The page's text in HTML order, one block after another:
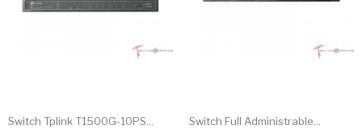
Switch Tplink T1500G-10PS...
Switch Full Administrable...